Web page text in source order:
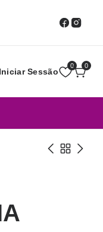
Iniciar Sessão
0 0